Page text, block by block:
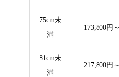
75cm未
満
173,800円～
81cm未
満
217,800円～